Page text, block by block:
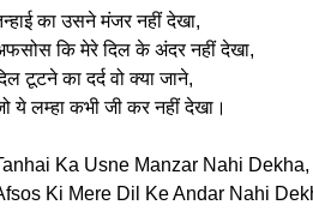
का उसने मंजर नहीं देखा,
कि मेरे दिल के अंदर नहीं देखा,
टूटने का दर्द वो क्या जाने,
ये लम्हा कभी जी कर नहीं देखा।
Ka Usne Manzar Nahi Dekha,
Ki Mere Dil Ke Andar Nahi